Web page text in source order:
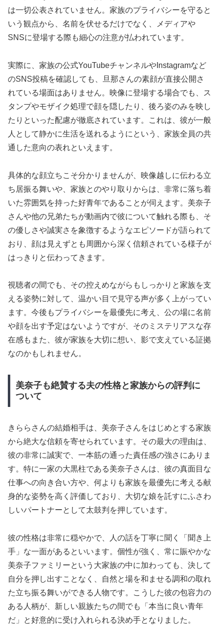
は一切公表されていません。家族のプライバシーを守ると
いう観点から、名前を伏せるだけでなく、メディアや
SNSに登場する際も細心の注意が払われています。
実際に、家族の公式YouTubeチャンネルやInstagramなど
のSNS投稿を確認しても、旦那さんの素顔が直接公開さ
れている場面はありません。映像に登場する場合でも、ス
タンプやモザイク処理で顔を隠したり、後ろ姿のみを映し
たりといった配慮が徹底されています。これは、彼が一般
人として静かに生活を送れるようにという、家族全員の共
通した意向の表れといえます。
具体的な顔立ちこそ分かりませんが、映像越しに伝わる立
ち居振る舞いや、家族とのやり取りからは、非常に落ち着
いた雰囲気を持った好青年であることが伺えます。美奈子
さんや他の兄弟たちが動画内で彼について触れる際も、そ
の優しさや誠実さを象徴するようなエピソードが語られて
おり、顔は見えずとも周囲から深く信頼されている様子が
はっきりと伝わってきます。
視聴者の間でも、その控えめながらもしっかりと家族を支
える姿勢に対して、温かい目で見守る声が多く上がってい
ます。今後もプライバシーを最優先に考え、公の場に名前
や顔を出す予定はないようですが、そのミステリアスな存
在感もまた、彼が家族を大切に想い、影で支えている証拠
なのかもしれません。
美奈子も絶賛する夫の性格と家族からの評判に
ついて
きららさんの結婚相手は、美奈子さんをはじめとする家族
から絶大な信頼を寄せられています。その最大の理由は、
彼の非常に誠実で、一本筋の通った責任感の強さにありま
す。特に一家の大黒柱である美奈子さんは、彼の真面目な
仕事への向き合い方や、何よりも家族を最優先に考える献
身的な姿勢を高く評価しており、大切な娘を託すにふさわ
しいパートナーとして太鼓判を押しています。
彼の性格は非常に穏やかで、人の話を丁寧に聞く「聞き上
手」な一面があるといいます。個性が強く、常に賑やかな
美奈子ファミリーという大家族の中に加わっても、決して
自分を押し出すことなく、自然と場を和ませる調和の取れ
た立ち振る舞いができる人物です。こうした彼の包容力の
ある人柄が、新しい親族たちの間でも「本当に良い青年
だ」と好意的に受け入れられる決め手となりました。